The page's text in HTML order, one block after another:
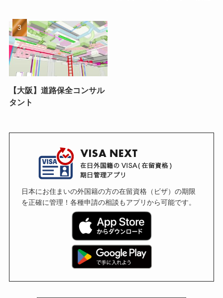
【大阪】道路保全コンサル
タント
日本にお住まいの外国籍の方の在留資格（ビザ）の期限
を正確に管理！各種申請の相談もアプリから可能です。